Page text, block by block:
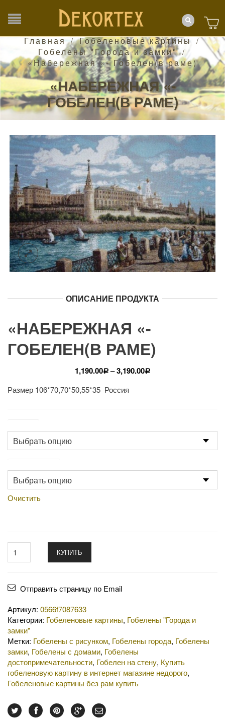
Главная / Гобеленовые картины /
Гобелены "Города и замки" /
«Набережная «- Гобелен(в раме)
«НАБЕРЕЖНАЯ «-
ГОБЕЛЕН(В РАМЕ)
ОПИСАНИЕ ПРОДУКТА
«НАБЕРЕЖНАЯ «-
ГОБЕЛЕН(В РАМЕ)
1,190.00Р –3,190.00Р
Размер 106*70,70*50,55*35 Россия
Очистить
КУПИТЬ
Отправить страницу по Email
Артикул: 0566f7087633
Категории: Гобеленовые картины, Гобелены "Города и
замки"
Метки: Гобелены с рисунком, Гобелены города, Гобелены
замки, Гобелены с домами, Гобелены
достопримечательности, Гобелен на стену, Купить
гобеленовую картину в интернет магазине недорого,
Гобеленовые картины без рам купить